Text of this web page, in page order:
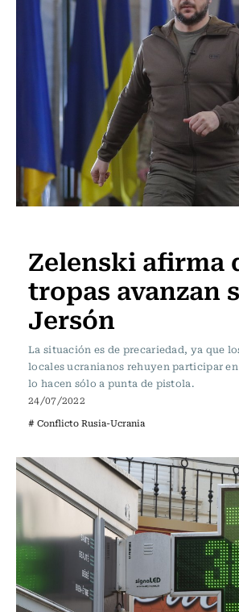
Zelenski afirma
tropas avanzan
Jersón
La situación es de precariedad, ya que
locales ucranianos rehuyen participar
lo hacen sólo a punta de pistola.
24/07/2022
# Conflicto Rusia-Ucrania